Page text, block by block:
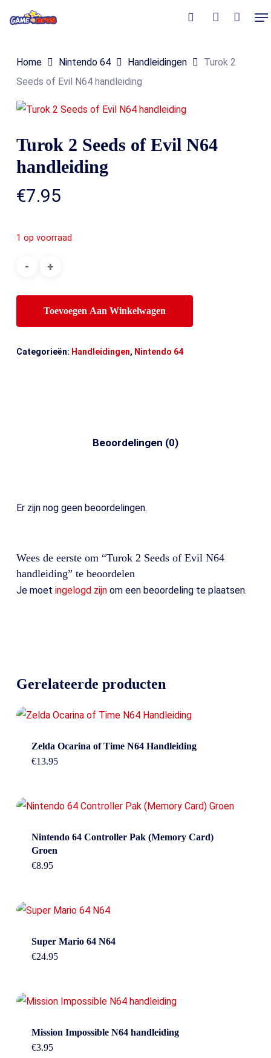
content
Winkelmand
Home Nintendo 64 Handleidingen
Turok 2
Seeds of Evil N64 handleiding
Turok 2 Seeds of Evil N64
handleiding
€7.95
1 op voorraad
Toevoegen Aan Winkelwagen
Categorieën: Handleidingen, Nintendo 64
Beoordelingen (0)
Er zijn nog geen beoordelingen.
Wees de eerste om “Turok 2 Seeds of Evil N64
handleiding” te beoordelen
Je moet ingelogd zijnom een beoordeling te plaatsen.
Gerelateerde producten
Zelda Ocarina of Time N64 Handleiding
€13.95
Nintendo 64 Controller Pak (Memory Card)
Groen
€8.95
Super Mario 64 N64
€24.95
Mission Impossible N64 handleiding
€3.95